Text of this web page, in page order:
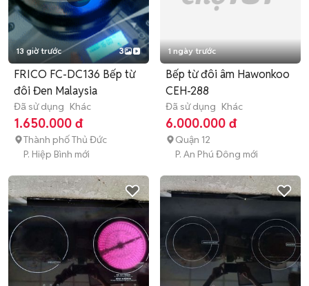
13 giờ trước 3
FRICO FC-DC136 Bếp từ
đôi Đen Malaysia
Đã sử dụng Khác
1.650.000 đ
Thành phố Thủ Đức
P. Hiệp Bình mới
1 ngày trước
Bếp từ đôi âm Hawonkoo
CEH-288
Đã sử dụng Khác
6.000.000 đ
Quận 12
P. An Phú Đông mới